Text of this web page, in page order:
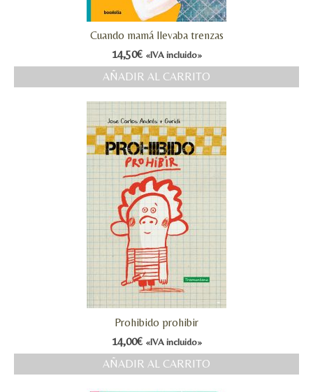
Cuando mamá llevaba trenzas
14,50€ «IVA incluido»
AÑADIR AL CARRITO
Prohibido prohibir
14,00€ «IVA incluido»
AÑADIR AL CARRITO